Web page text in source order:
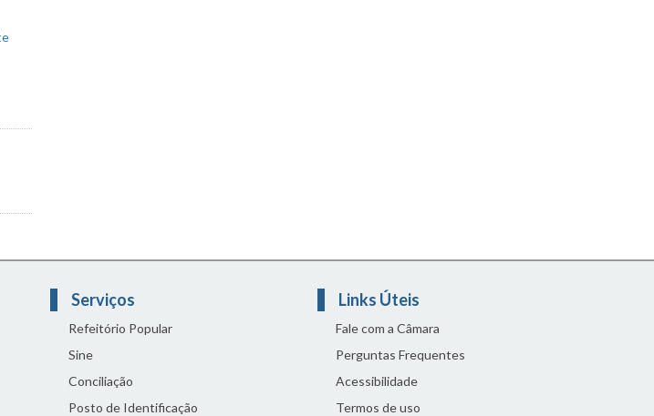
Serviços
Refeitório Popular
Sine
Conciliação
Posto de Identificação
Links Úteis
Fale com a Câmara
Perguntas Frequentes
Acessibilidade
Termos de uso